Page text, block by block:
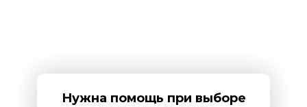
Нужна помощь при выборе